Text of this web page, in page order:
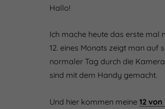
Hallo!
Ich mache heute das erste mal
12. eines Monats zeigt man auf
normaler Tag durch die
sind mit dem Handy gemacht.
Und hier kommen meine 12